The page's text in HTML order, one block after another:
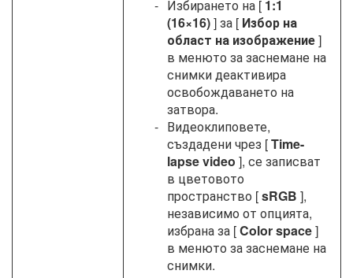
Избирането на [ 1:1
(16×16)] за [ Избор на
област на изображение]
в менюто за заснемане на
снимки деактивира
освобождаването на
затвора.
Видеоклиповете,
създадени чрез [Time-
lapse video ], се записват
в цветовото
пространство [sRGB ],
независимо от опцията,
избрана за [Color space]
в менюто за заснемане на
снимки.